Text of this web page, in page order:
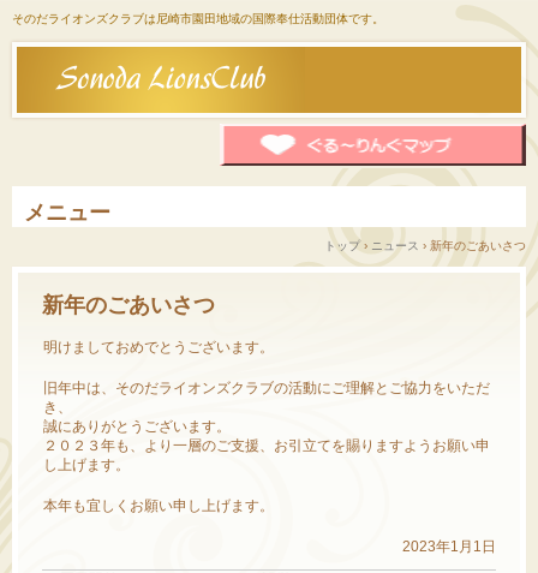
そのだライオンズクラブは尼崎市園田地域の国際奉仕活動団体です。
メニュー
テ
トップ › ニュース › 新年のごあいさつ
新年のごあいさつ
明けましておめでとうございます。
旧年中は、そのだライオンズクラブの活動にご理解とご協力をいただ
き、
誠にありがとうございます。
２０２３年も、より一層のご支援、お引立てを賜りますようお願い申
し上げます。
本年も宜しくお願い申し上げます。
2023年1月1日